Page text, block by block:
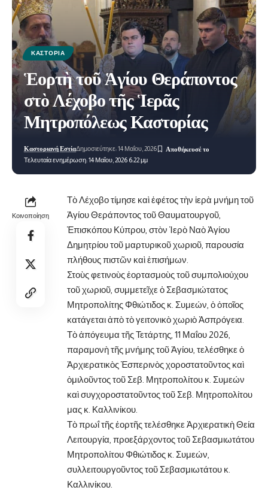
ΚΑΣΤΟΡΙΆ
Ἑορτὴ τοῦ Ἁγίου Θεράποντος
στὸ Λέχοβο τῆς Ἱερᾶς
Μητροπόλεως Καστορίας
Τελευταία ενημέρωση: 14 Μαΐου, 2026 6:22 μμ
Καστοριανή ΕστίαΔημοσιεύτηκε: 14 Μαΐου, 2026
Κοινοποίηση
Τὸ Λέχοβο τίμησε καὶ ἐφέτος τὴν ἱερὰ μνήμη τοῦ
Ἁγίου Θεράποντος τοῦ Θαυματουργοῦ,
Ἐπισκόπου Κύπρου, στὸν Ἱερὸ Ναὸ Ἁγίου
Δημητρίου τοῦ μαρτυρικοῦ χωριοῦ, παρουσία
πλήθους πιστῶν καὶ ἐπισήμων.
Στοὺς φετινοὺς ἑορτασμοὺς τοῦ συμπολιούχου
τοῦ χωριοῦ, συμμετεῖχε ὁ Σεβασμιώτατος
Μητροπολίτης Φθιώτιδος κ. Συμεών, ὁ ὁποῖος
κατάγεται ἀπὸ τὸ γειτονικὸ χωριὸ Ἀσπρόγεια.
Τὸ ἀπόγευμα τῆς Τετάρτης, 11 Μαΐου 2026,
παραμονὴ τῆς μνήμης τοῦ Ἁγίου, τελέσθηκε ὁ
Ἀρχιερατικὸς Ἑσπερινὸς χοροστατοῦντος καὶ
ὁμιλοῦντος τοῦ Σεβ. Μητροπολίτου κ. Συμεών
καὶ συγχοροστατοῦντος τοῦ Σεβ. Μητροπολίτου
μας κ. Καλλινίκου.
Τὸ πρωΐ τῆς ἑορτῆς τελέσθηκε Ἀρχιερατικὴ Θεία
Λειτουργία, προεξάρχοντος τοῦ Σεβασμιωτάτου
Μητροπολίτου Φθιώτιδος κ. Συμεών,
συλλειτουργοῦντος τοῦ Σεβασμιωτάτου κ.
Καλλινίκου.